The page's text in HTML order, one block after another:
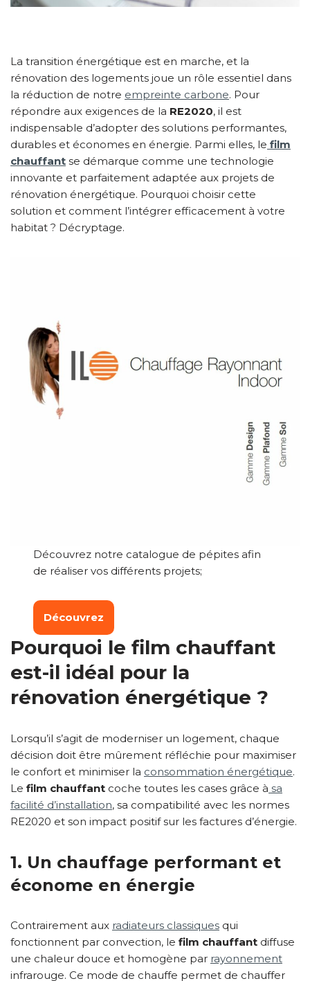
La transition énergétique est en marche, et la
rénovation des logements joue un rôle essentiel dans
la réduction de notre empreinte carbone. Pour
répondre aux exigences de la RE2020, il est
indispensable d’adopter des solutions performantes,
durables et économes en énergie. Parmi elles, le film
chauffant se démarque comme une technologie
innovante et parfaitement adaptée aux projets de
rénovation énergétique. Pourquoi choisir cette
solution et comment l’intégrer efficacement à votre
habitat ? Décryptage.
Découvrez notre catalogue de pépites afin
de réaliser vos différents projets;
Découvrez
Pourquoi le film chauffant
est-il idéal pour la
rénovation énergétique ?
Lorsqu’il s’agit de moderniser un logement, chaque
décision doit être mûrement réfléchie pour maximiser
le confort et minimiser la consommation énergétique.
Le film chauffant coche toutes les cases grâce à sa
facilité d’installation, sa compatibilité avec les normes
RE2020 et son impact positif sur les factures d’énergie.
1. Un chauffage performant et
économe en énergie
Contrairement aux radiateurs classiques qui
fonctionnent par convection, le film chauffant diffuse
une chaleur douce et homogène par rayonnement
infrarouge. Ce mode de chauffe permet de chauffer